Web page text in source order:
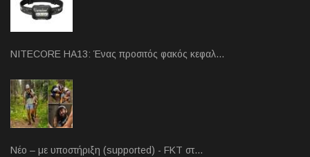
NITECORE HA13: Ένας προσιτός φακός κεφαλ…
Νέο – με υποστήριξη (supported) - FKT στ…